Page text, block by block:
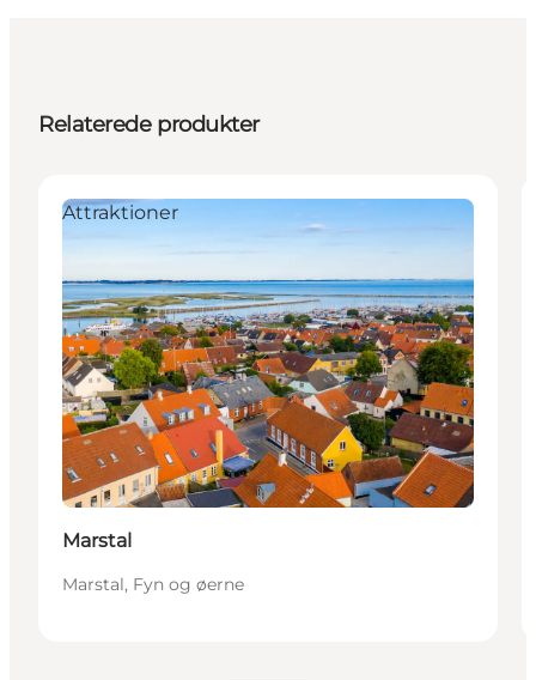
Relaterede produkter
Attraktioner
Marstal
Marstal, Fyn og øerne